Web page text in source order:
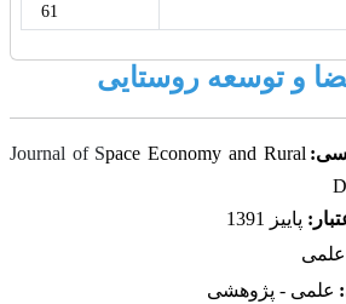
61
و توسعه روستایی
Journal of Space Economy and Rural
پاییز
1391
علمی
علمی - پژوهشی